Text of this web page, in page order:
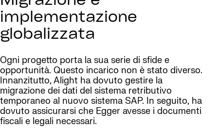
implementazione
globalizzata
Ogni progetto porta la sua serie di sfide e
opportunità. Questo incarico non è stato diverso.
Innanzitutto, Alight ha dovuto gestire la
migrazione dei dati del sistema retributivo
temporaneo al nuovo sistema SAP. In seguito, ha
dovuto assicurarsi che Egger avesse i documenti
fiscali e legali necessari.